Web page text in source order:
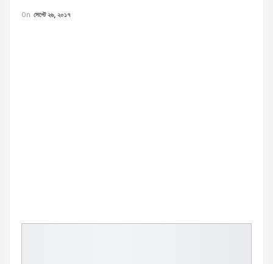
On সেপ্টে ২৬, ২০১৭